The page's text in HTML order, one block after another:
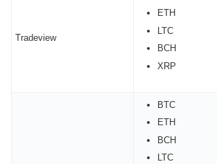
Tradeview
ETH
LTC
BCH
XRP
BTC
ETH
BCH
LTC